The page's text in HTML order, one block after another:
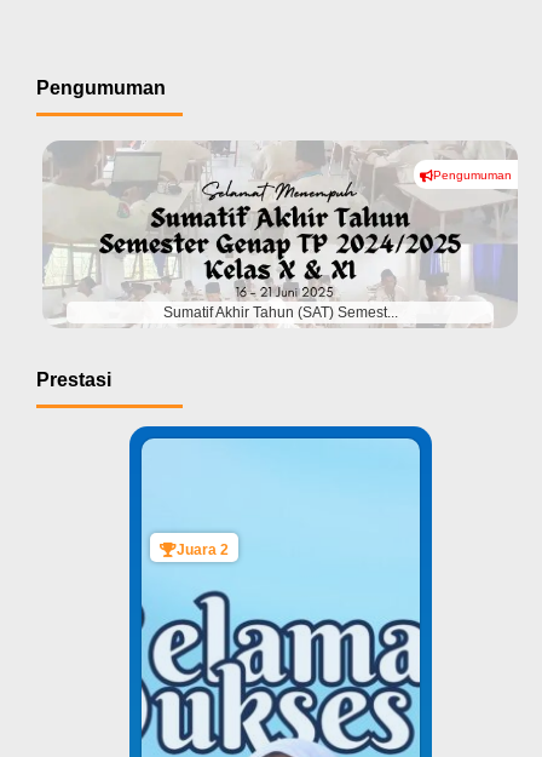
Pengumuman
Pengumuman
#
Sumatif Akhir Tahun (SAT) Semest...
Prestasi
Juara 2